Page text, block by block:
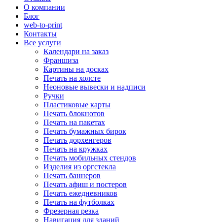
О компании
Блог
web-to-print
Контакты
Все услуги
Календари на заказ
Франшиза
Картины на досках
Печать на холсте
Неоновые вывески и надписи
Ручки
Пластиковые карты
Печать блокнотов
Печать на пакетах
Печать бумажных бирок
Печать дорхенгеров
Печать на кружках
Печать мобильных стендов
Изделия из оргстекла
Печать баннеров
Печать афиш и постеров
Печать ежедневников
Печать на футболках
Фрезерная резка
Навигация для зданий